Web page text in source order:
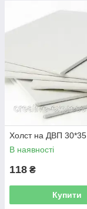
Холст на ДВП 30*35
В наявності
118 ₴
Купити